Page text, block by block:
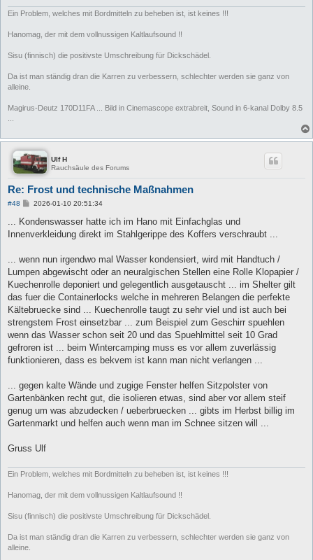
Ein Problem, welches mit Bordmitteln zu beheben ist, ist keines !!!
Hanomag, der mit dem vollnussigen Kaltlaufsound !!
Sisu (finnisch) die positivste Umschreibung für Dickschädel.
Da ist man ständig dran die Karren zu verbessern, schlechter werden sie ganz von
alleine.
Magirus-Deutz 170D11FA ... Bild in Cinemascope extrabreit, Sound in 6-kanal Dolby 8.5
Ulf H
Rauchsäule des Forums
Re: Frost und technische Maßnahmen
#48
B
i
r
2026-01-10 20:51:34
... Kondenswasser hatte ich im Hano mit Einfachglas und
Innenverkleidung direkt im Stahlgerippe des Koffers verschraubt ...
... wenn nun irgendwo mal Wasser kondensiert, wird mit Handtuch /
Lumpen abgewischt oder an neuralgischen Stellen eine Rolle Klopapier /
Kuechenrolle deponiert und gelegentlich ausgetauscht ... im Shelter gilt
das fuer die Containerlocks welche in mehreren Belangen die perfekte
Kältebruecke sind ... Kuechenrolle taugt zu sehr viel und ist auch bei
strengstem Frost einsetzbar ... zum Beispiel zum Geschirr spuehlen
wenn das Wasser schon seit 20 und das Spuehlmittel seit 10 Grad
gefroren ist ... beim Wintercamping muss es vor allem zuverlässig
funktionieren, dass es bekvem ist kann man nicht verlangen ...
... gegen kalte Wände und zugige Fenster helfen Sitzpolster von
Gartenbänken recht gut, die isolieren etwas, sind aber vor allem steif
genug um was abzudecken / ueberbruecken ... gibts im Herbst billig im
Gartenmarkt und helfen auch wenn man im Schnee sitzen will ...
Gruss Ulf
Ein Problem, welches mit Bordmitteln zu beheben ist, ist keines !!!
Hanomag, der mit dem vollnussigen Kaltlaufsound !!
Sisu (finnisch) die positivste Umschreibung für Dickschädel.
Da ist man ständig dran die Karren zu verbessern, schlechter werden sie ganz von
alleine.